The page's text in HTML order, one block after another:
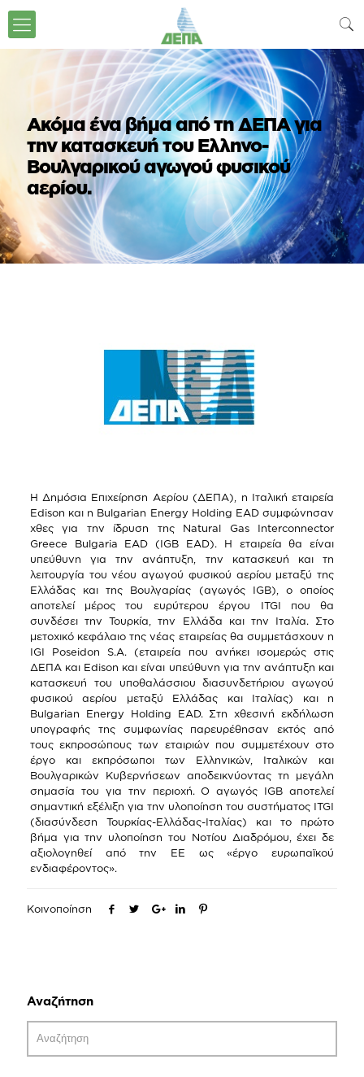
Ακόμα ένα βήμα από τη ΔΕΠΑ για
την κατασκευή του Ελληνο-
Βουλγαρικού αγωγού φυσικού
αερίου.
Η Δημόσια Επιχείρηση Αερίου (ΔΕΠΑ), η Ιταλική εταιρεία
Edison και η Bulgarian Energy Holding EAD συμφώνησαν
χθες για την ίδρυση της Natural Gas Interconnector
Greece Bulgaria EAD (IGB EAD). Η εταιρεία θα είναι
υπεύθυνη για την ανάπτυξη, την κατασκευή και τη
λειτουργία του νέου αγωγού φυσικού αερίου μεταξύ της
Ελλάδας και της Βουλγαρίας (αγωγός IGB), ο οποίος
αποτελεί μέρος του ευρύτερου έργου ITGI που θα
συνδέσει την Τουρκία, την Ελλάδα και την Ιταλία. Στο
μετοχικό κεφάλαιο της νέας εταιρείας θα συμμετάσχουν η
IGI Poseidon S.A. (εταιρεία που ανήκει ισομερώς στις
ΔΕΠΑ και Edison και είναι υπεύθυνη για την ανάπτυξη και
κατασκευή του υποθαλάσσιου διασυνδετήριου αγωγού
φυσικού αερίου μεταξύ Ελλάδας και Ιταλίας) και η
Bulgarian Energy Holding EAD. Στη χθεσινή εκδήλωση
υπογραφής της συμφωνίας παρευρέθησαν εκτός από
τους εκπροσώπους των εταιριών που συμμετέχουν στο
έργο και εκπρόσωποι των Ελληνικών, Ιταλικών και
Βουλγαρικών Κυβερνήσεων αποδεικνύοντας τη μεγάλη
σημασία του για την περιοχή. Ο αγωγός IGB αποτελεί
σημαντική εξέλιξη για την υλοποίηση του συστήματος ITGI
(διασύνδεση Τουρκίας-Ελλάδας-Ιταλίας) και το πρώτο
βήμα για την υλοποίηση του Νοτίου Διαδρόμου, έχει δε
αξιολογηθεί από την ΕΕ ως «έργο ευρωπαϊκού
ενδιαφέροντος».
Κοινοποίηση
Αναζήτηση